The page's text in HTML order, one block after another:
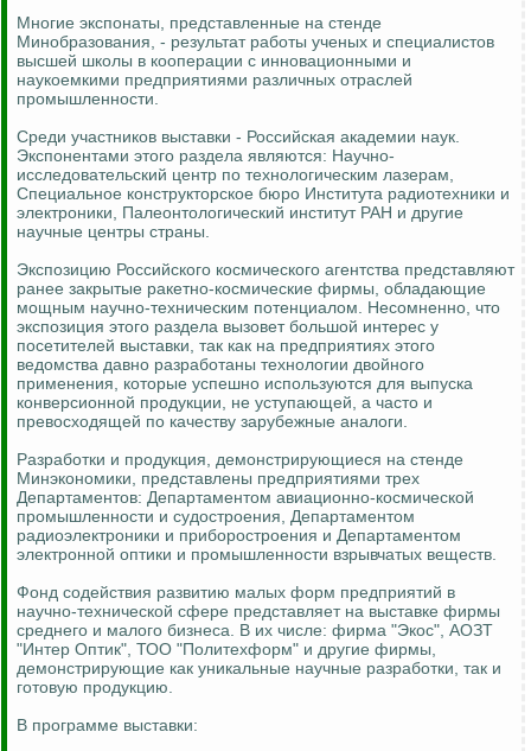
Многие экспонаты, представленные на стенде
Минобразования, - результат работы ученых и специалистов
высшей школы в кооперации с инновационными и
наукоемкими предприятиями различных отраслей
промышленности.
Среди участников выставки - Российская академии наук.
Экспонентами этого раздела являются: Научно-
исследовательский центр по технологическим лазерам,
Специальное конструкторское бюро Института радиотехники и
электроники, Палеонтологический институт РАН и другие
научные центры страны.
Экспозицию Российского космического агентства представляют
ранее закрытые ракетно-космические фирмы, обладающие
мощным научно-техническим потенциалом. Несомненно, что
экспозиция этого раздела вызовет большой интерес у
посетителей выставки, так как на предприятиях этого
ведомства давно разработаны технологии двойного
применения, которые успешно используются для выпуска
конверсионной продукции, не уступающей, а часто и
превосходящей по качеству зарубежные аналоги.
Разработки и продукция, демонстрирующиеся на стенде
Минэкономики, представлены предприятиями трех
Департаментов: Департаментом авиационно-космической
промышленности и судостроения, Департаментом
радиоэлектроники и приборостроения и Департаментом
электронной оптики и промышленности взрывчатых веществ.
Фонд содействия развитию малых форм предприятий в
научно-технической сфере представляет на выставке фирмы
среднего и малого бизнеса. В их числе: фирма "Экос", АОЗТ
"Интер Оптик", ТОО "Политехформ" и другие фирмы,
демонстрирующие как уникальные научные разработки, так и
готовую продукцию.
В программе выставки: